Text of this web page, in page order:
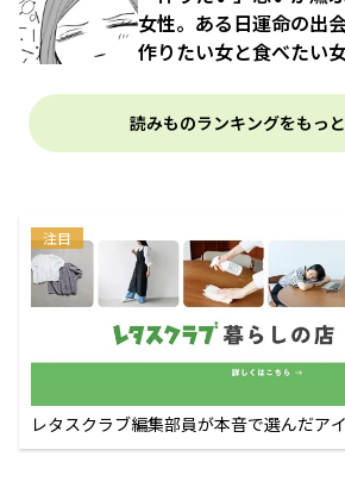
女性。ある日運命の出
作りたい女と食べたい女
読みものランキングをもっ
注目
レタスクラブ編集部員が本音で選んだア